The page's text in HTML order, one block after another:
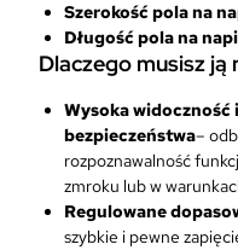
c
a
Szerokość pola na
Długość pola na
Dlaczego musisz ją
Wysoka widoczność
bezpieczeństwa–
rozpoznawalność
zmroku lub w
Regulowane
szybkie i pewne